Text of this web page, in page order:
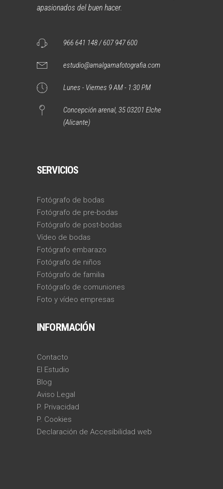
apasionados del buen hacer.
966 641 148 / 607 947 600
estudio@amalgamafotografia.com
Lunes - Viernes 9 AM - 1:30 PM
Concepción arenal, 35 03201 Elche
(Alicante)
SERVICIOS
Fotógrafo de bodas
Fotógrafo de pre-bodas
Fotógrafo de post-bodas
Vídeo de bodas
Fotógrafo embarazo
Fotógrafo de niños
Fotógrafo de familia
Fotógrafo de comuniones
Foto y vídeo empresas
INFORMACIÓN
Contacto
El Estudio
Blog
Aviso Legal
P. Privacidad
P. Cookies
Declaración de Accesibilidad web